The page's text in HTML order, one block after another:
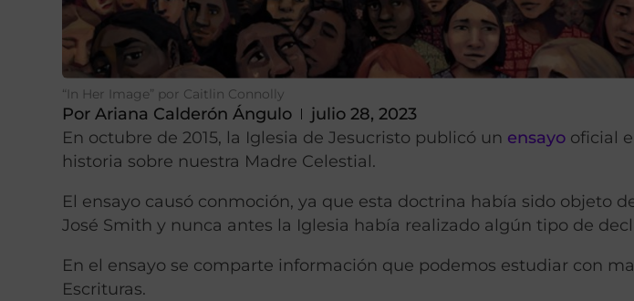
“In Her Image” por Caitlin Connolly
Por Ariana Calderón Ángulo
julio 28, 2023
En octubre de 2015, la Iglesia de Jesucristo publicó un ensayo oficial
historia sobre nuestra Madre Celestial.
El ensayo causó conmoción, ya que esta doctrina había sido objeto
José Smith y nunca antes la Iglesia había realizado algún tipo de
En el ensayo se comparte información que podemos estudiar con
Escrituras.